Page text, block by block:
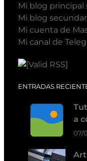
Mi blog principal
Mi blog
Mi cuenta de
Mi canal de
ENTRADAS
a
07/